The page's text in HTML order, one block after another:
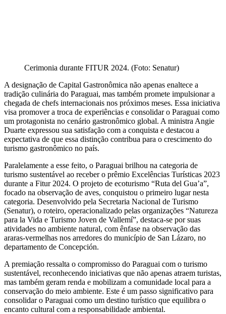
Cerimonia durante FITUR 2024. (Foto: Senatur)
A designação de Capital Gastronômica não apenas enaltece a
tradição culinária do Paraguai, mas também promete impulsionar a
chegada de chefs internacionais nos próximos meses. Essa iniciativa
visa promover a troca de experiências e consolidar o Paraguai como
um protagonista no cenário gastronômico global. A ministra Angie
Duarte expressou sua satisfação com a conquista e destacou a
expectativa de que essa distinção contribua para o crescimento do
turismo gastronômico no país.
Paralelamente a esse feito, o Paraguai brilhou na categoria de
turismo sustentável ao receber o prêmio Excelências Turísticas 2023
durante a Fitur 2024. O projeto de ecoturismo “Ruta del Gua’a”,
focado na observação de aves, conquistou o primeiro lugar nesta
categoria. Desenvolvido pela Secretaria Nacional de Turismo
(Senatur), o roteiro, operacionalizado pelas organizações “Natureza
para la Vida e Turismo Joven de Vallemí”, destaca-se por suas
atividades no ambiente natural, com ênfase na observação das
araras-vermelhas nos arredores do município de San Lázaro, no
departamento de Concepción.
A premiação ressalta o compromisso do Paraguai com o turismo
sustentável, reconhecendo iniciativas que não apenas atraem turistas,
mas também geram renda e mobilizam a comunidade local para a
conservação do meio ambiente. Este é um passo significativo para
consolidar o Paraguai como um destino turístico que equilibra o
encanto cultural com a responsabilidade ambiental.